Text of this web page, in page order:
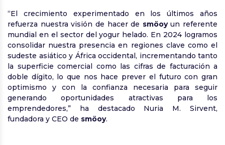
“El crecimiento experimentado en los últimos años
refuerza nuestra visión de hacer de smöoyun referente
mundial en el sector del yogur helado. En 2024 logramos
consolidar nuestra presencia en regiones clave como el
sudeste asiático y África occidental, incrementando tanto
la superficie comercial como las cifras de facturación a
doble dígito, lo que nos hace prever el futuro con gran
optimismo y con la confianza necesaria para seguir
generando oportunidades atractivas para los
emprendedores,” ha destacado Nuria M. Sirvent,
fundadora y CEO de smöoy.